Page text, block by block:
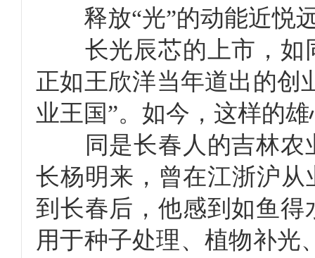
释放“光”的动能近悦
长光辰芯的上市，如
正如王欣洋当年道出的
业王国”。如今，这样的
同是长春人的吉林农
长杨明来，曾在江浙沪
到长春后，他感到如鱼
用于种子处理、植物补光